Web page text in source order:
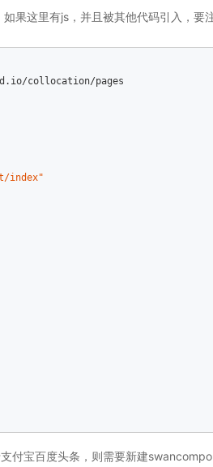
果这里有js，并且被其他代码引入，要
collocation/pages
index"
付宝百度头条，则需要新建